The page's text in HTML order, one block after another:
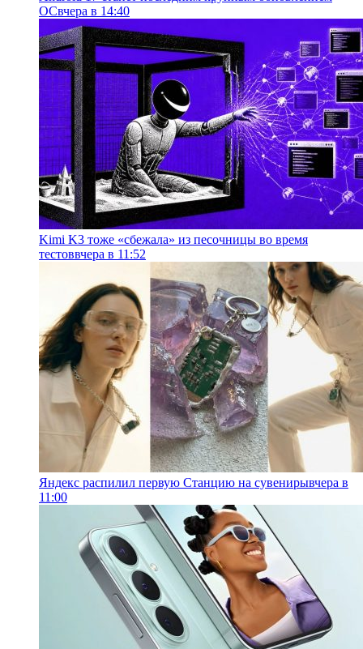
ОСвчера в 14:40
Kimi K3 тоже «сбежала» из песочницы во время
тестоввчера в 11:52
Яндекс распилил первую Станцию на сувенирывчера в
11:00